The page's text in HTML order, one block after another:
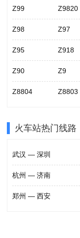
Z99 Z9820
Z98 Z97
Z95 Z918
Z90 Z9
Z8804 Z8803
火车站热门线路
武汉 — 深圳
杭州 — 济南
郑州 — 西安